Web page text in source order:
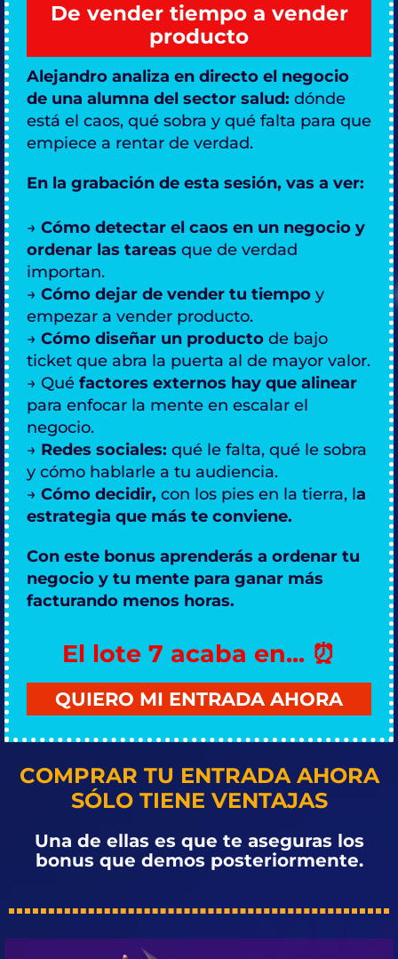
De vender tiempo a vender
producto
Alejandro analiza en directo el negocio
de una alumna del sector salud: dónde
está el caos, qué sobra y qué falta para que
empiece a rentar de verdad.
En la grabación de esta sesión, vas a ver:
→ Cómo detectar el caos en un negocio y
ordenar las tareas que de verdad
importan.
→ Cómo dejar de vender tu tiempo y
empezar a vender producto.
→ Cómo diseñar un producto de bajo
ticket que abra la puerta al de mayor valor.
→ Qué factores externos hay que alinear
para enfocar la mente en escalar el
negocio.
→ Redes sociales: qué le falta, qué le sobra
y cómo hablarle a tu audiencia.
→ Cómo decidir, con los pies en la tierra, la
estrategia que más te conviene.
Con este bonus aprenderás a ordenar tu
negocio y tu mente para ganar más
facturando menos horas.
El lote 7 acaba en... ⏰
QUIERO MI ENTRADA AHORA
COMPRAR TU ENTRADA AHORA
SÓLO TIENE VENTAJAS
Una de ellas es que te aseguras los
bonus que demos posteriormente.